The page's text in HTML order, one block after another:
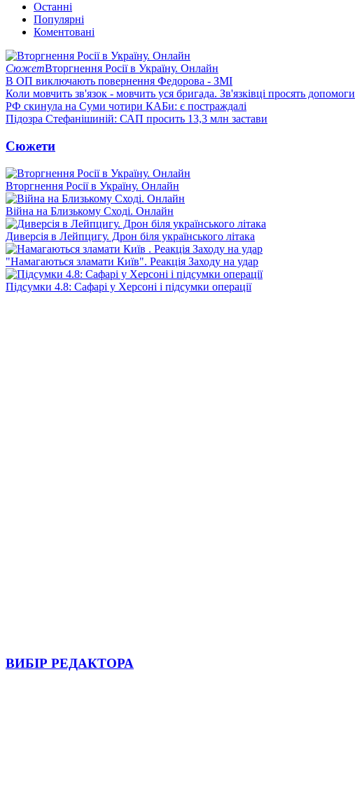
Останні
Популярні
Коментовані
СюжетВторгнення Росії в Україну. Онлайн
В ОП виключають повернення Федорова - ЗМІ
Коли мовчить зв'язок - мовчить уся бригада. Зв'язківці просять допомоги
РФ скинула на Суми чотири КАБи: є постраждалі
Підозра Стефанішиній: САП просить 13,3 млн застави
Сюжети
Вторгнення Росії в Україну. Онлайн
Війна на Близькому Сході. Онлайн
Диверсія в Лейпцигу. Дрон біля українського літака
"Намагаються зламати Київ". Реакція Заходу на удар
Підсумки 4.8: Сафарі у Херсоні і підсумки операції
ВИБІР РЕДАКТОРА